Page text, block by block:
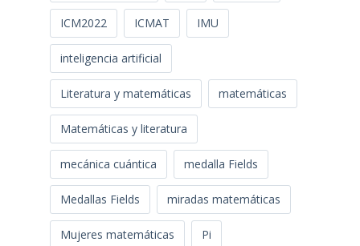
ICM2022 ICMAT IMU
inteligencia artificial
Literatura y matemáticas matemáticas
Matemáticas y literatura
mecánica cuántica medalla Fields
Medallas Fields miradas matemáticas
Mujeres matemáticas Pi